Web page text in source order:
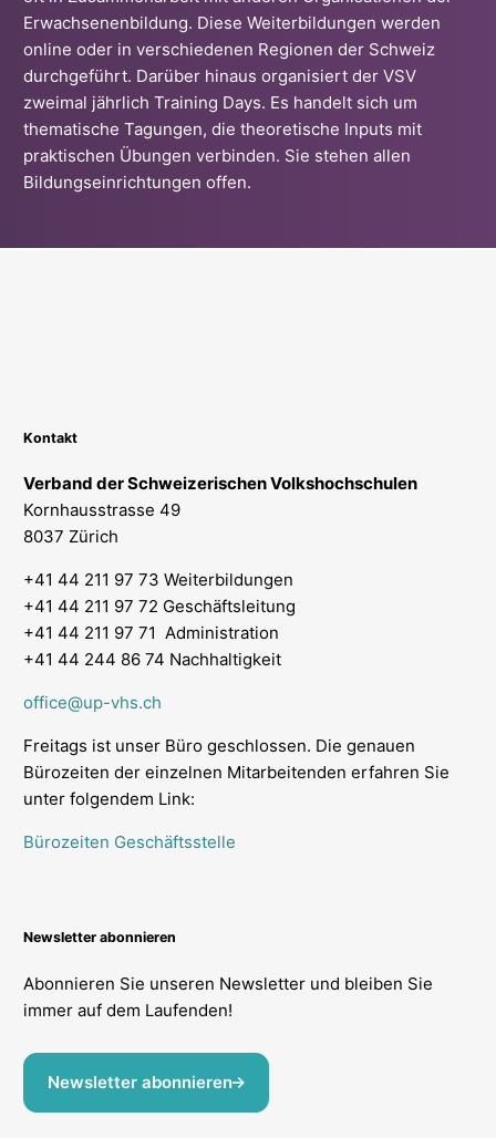
Erwachsenenbildung. Diese Weiterbildungen werden
online oder in verschiedenen Regionen der Schweiz
durchgeführt. Darüber hinaus organisiert der VSV
zweimal jährlich Training Days. Es handelt sich um
thematische Tagungen, die theoretische Inputs mit
praktischen Übungen verbinden. Sie stehen allen
Bildungseinrichtungen offen.
Kontakt
Verband der Schweizerischen Volkshochschulen
Kornhausstrasse 49
8037 Zürich
+41 44 211 97 73 Weiterbildungen
+41 44 211 97 72 Geschäftsleitung
+41 44 211 97 71 Administration
+41 44 244 86 74 Nachhaltigkeit
office@up-vhs.ch
Freitags ist unser Büro geschlossen. Die genauen
Bürozeiten der einzelnen Mitarbeitenden erfahren Sie
unter folgendem Link:
Bürozeiten Geschäftsstelle
Newsletter abonnieren
Abonnieren Sie unseren Newsletter und bleiben Sie
immer auf dem Laufenden!
Newsletter abonnieren